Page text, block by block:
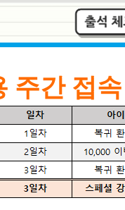
주간 접